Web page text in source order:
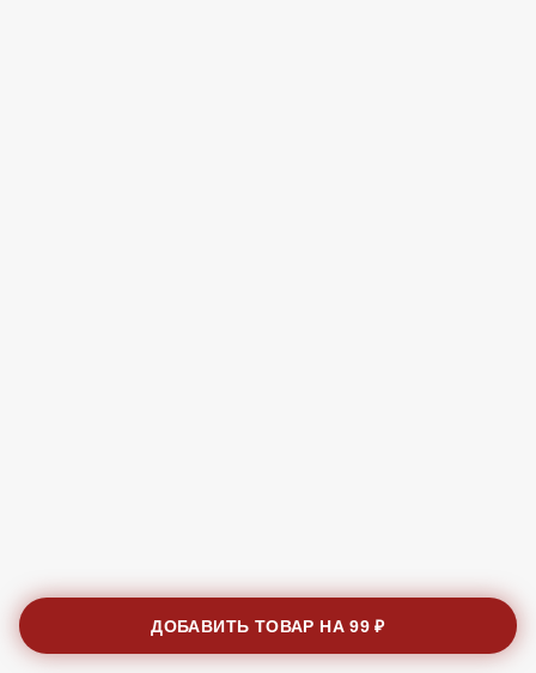
ДОБАВИТЬ ТОВАР НА99 ₽